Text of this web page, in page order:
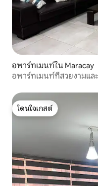
อพาร์ทเมนท์ใน Maracay
อพาร์ทเมนท์ที่สวยงามแล
โดนใจเกสต์
โดนใจเกสต์